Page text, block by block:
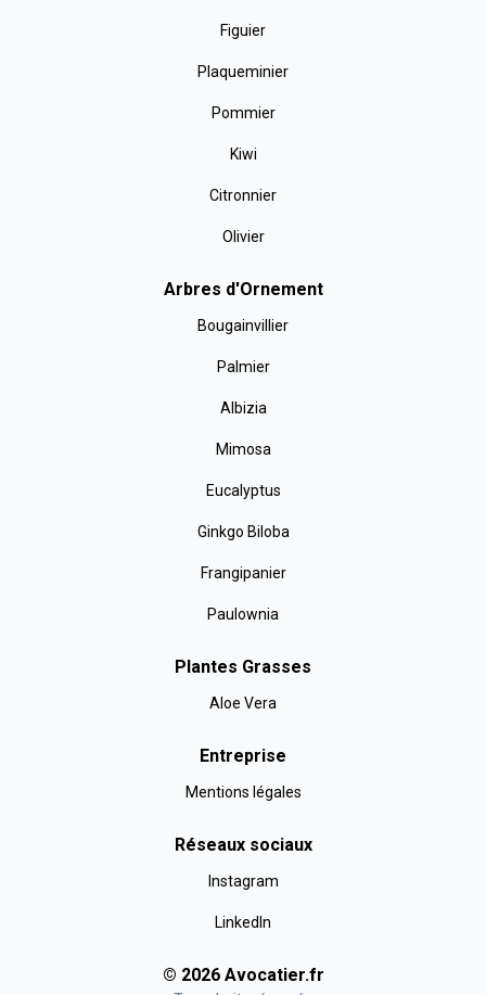
Figuier
Plaqueminier
Pommier
Kiwi
Citronnier
Olivier
Arbres d'Ornement
Bougainvillier
Palmier
Albizia
Mimosa
Eucalyptus
Ginkgo Biloba
Frangipanier
Paulownia
Plantes Grasses
Aloe Vera
Entreprise
Mentions légales
Réseaux sociaux
Instagram
LinkedIn
© 2026 Avocatier.fr